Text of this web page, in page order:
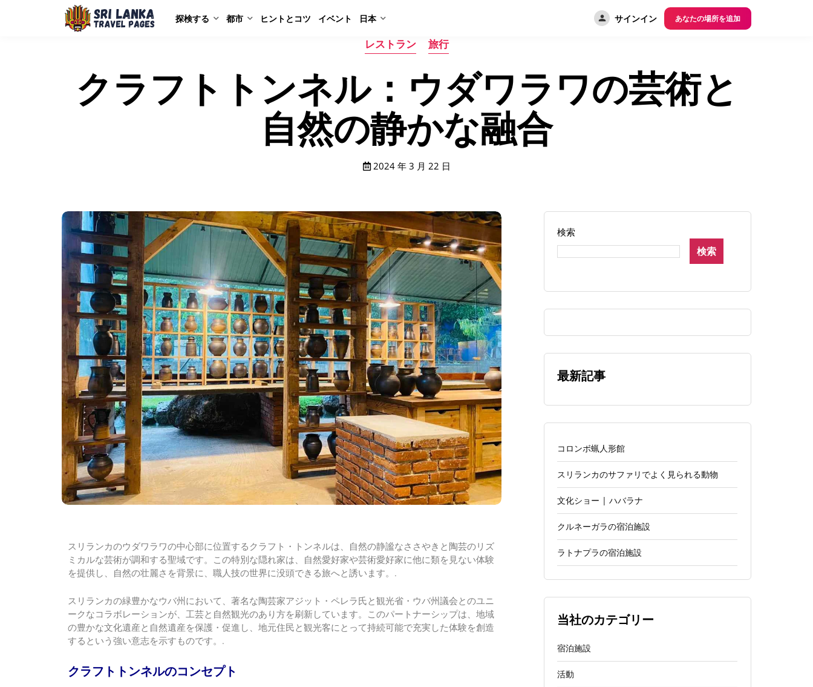
探検する 都市 ヒントとコツ イベント 日本 サインイン あなたの場所を追加
レストラン 旅行
クラフトトンネル：ウダワラワの芸術と
自然の静かな融合
2024 年 3 月 22 日
スリランカのウダワラワの中心部に位置するクラフト・トンネルは、自然の静謐なささやきと陶芸のリズ
ミカルな芸術が調和する聖域です。この特別な隠れ家は、自然愛好家や芸術愛好家に他に類を見ない体験
を提供し、自然の壮麗さを背景に、職人技の世界に没頭できる旅へと誘います。.
スリランカの緑豊かなウバ州において、著名な陶芸家アジット・ペレラ氏と観光省・ウバ州議会とのユニ
ークなコラボレーションが、工芸と自然観光のあり方を刷新しています。このパートナーシップは、地域
の豊かな文化遺産と自然遺産を保護・促進し、地元住民と観光客にとって持続可能で充実した体験を創造
するという強い意志を示すものです。.
クラフトトンネルのコンセプト
検索
検索
最新記事
コロンボ蝋人形館
スリランカのサファリでよく見られる動物
文化ショー | ハバラナ
クルネーガラの宿泊施設
ラトナプラの宿泊施設
当社のカテゴリー
宿泊施設
活動